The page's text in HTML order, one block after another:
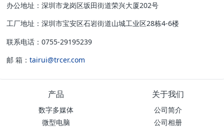
办公地址：深圳市龙岗区坂田街道荣兴大厦202号
工厂地址：深圳市宝安区石岩街道山城工业区28栋4-6楼
联系电话：0755-29195239
邮 箱：tairui@trcer.com
产品
数字多媒体
微型电脑
关于我们
公司简介
公司相册